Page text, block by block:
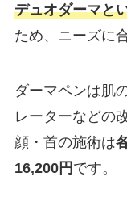
デュオダーマと
ため、ニーズに
ダーマペンは肌
レーターなどの
顔・首の施術は
16,200円 です。